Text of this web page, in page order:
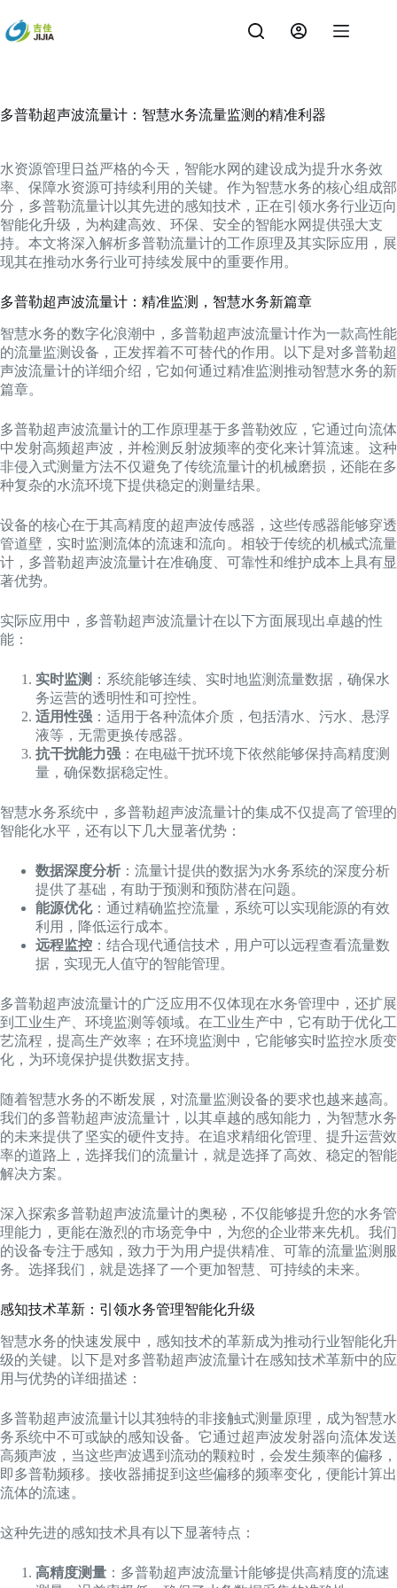
过
内
多普勒超声波流量计：智慧水务流量监测的精准利器
水资源管理日益严格的今天，智能水网的建设成为提升水务效
率、保障水资源可持续利用的关键。作为智慧水务的核心组成部
分，多普勒流量计以其先进的感知技术，正在引领水务行业迈向
智能化升级，为构建高效、环保、安全的智能水网提供强大支
持。本文将深入解析多普勒流量计的工作原理及其实际应用，展
现其在推动水务行业可持续发展中的重要作用。
多普勒超声波流量计：精准监测，智慧水务新篇章
智慧水务的数字化浪潮中，多普勒超声波流量计作为一款高性能
的流量监测设备，正发挥着不可替代的作用。以下是对多普勒超
声波流量计的详细介绍，它如何通过精准监测推动智慧水务的新
篇章。
多普勒超声波流量计的工作原理基于多普勒效应，它通过向流体
中发射高频超声波，并检测反射波频率的变化来计算流速。这种
非侵入式测量方法不仅避免了传统流量计的机械磨损，还能在多
种复杂的水流环境下提供稳定的测量结果。
设备的核心在于其高精度的超声波传感器，这些传感器能够穿透
管道壁，实时监测流体的流速和流向。相较于传统的机械式流量
计，多普勒超声波流量计在准确度、可靠性和维护成本上具有显
著优势。
实际应用中，多普勒超声波流量计在以下方面展现出卓越的性
能：
实时监测 ：系统能够连续、实时地监测流量数据，确保水
务运营的透明性和可控性。
适用性强 ：适用于各种流体介质，包括清水、污水、悬浮
液等，无需更换传感器。
抗干扰能力强 ：在电磁干扰环境下依然能够保持高精度测
量，确保数据稳定性。
智慧水务系统中，多普勒超声波流量计的集成不仅提高了管理的
智能化水平，还有以下几大显著优势：
数据深度分析 ：流量计提供的数据为水务系统的深度分析
提供了基础，有助于预测和预防潜在问题。
能源优化：通过精确监控流量，系统可以实现能源的有效
利用，降低运行成本。
远程监控 ：结合现代通信技术，用户可以远程查看流量数
据，实现无人值守的智能管理。
多普勒超声波流量计的广泛应用不仅体现在水务管理中，还扩展
到工业生产、环境监测等领域。在工业生产中，它有助于优化工
艺流程，提高生产效率；在环境监测中，它能够实时监控水质变
化，为环境保护提供数据支持。
随着智慧水务的不断发展，对流量监测设备的要求也越来越高。
我们的多普勒超声波流量计，以其卓越的感知能力，为智慧水务
的未来提供了坚实的硬件支持。在追求精细化管理、提升运营效
率的道路上，选择我们的流量计，就是选择了高效、稳定的智能
解决方案。
深入探索多普勒超声波流量计的奥秘，不仅能够提升您的水务管
理能力，更能在激烈的市场竞争中，为您的企业带来先机。我们
的设备专注于感知，致力于为用户提供精准、可靠的流量监测服
务。选择我们，就是选择了一个更加智慧、可持续的未来。
感知技术革新：引领水务管理智能化升级
智慧水务的快速发展中，感知技术的革新成为推动行业智能化升
级的关键。以下是对多普勒超声波流量计在感知技术革新中的应
用与优势的详细描述：
多普勒超声波流量计以其独特的非接触式测量原理，成为智慧水
务系统中不可或缺的感知设备。它通过超声波发射器向流体发送
高频声波，当这些声波遇到流动的颗粒时，会发生频率的偏移，
即多普勒频移。接收器捕捉到这些偏移的频率变化，便能计算出
流体的流速。
这种先进的感知技术具有以下显著特点：
高精度测量 ：多普勒超声波流量计能够提供高精度的流速